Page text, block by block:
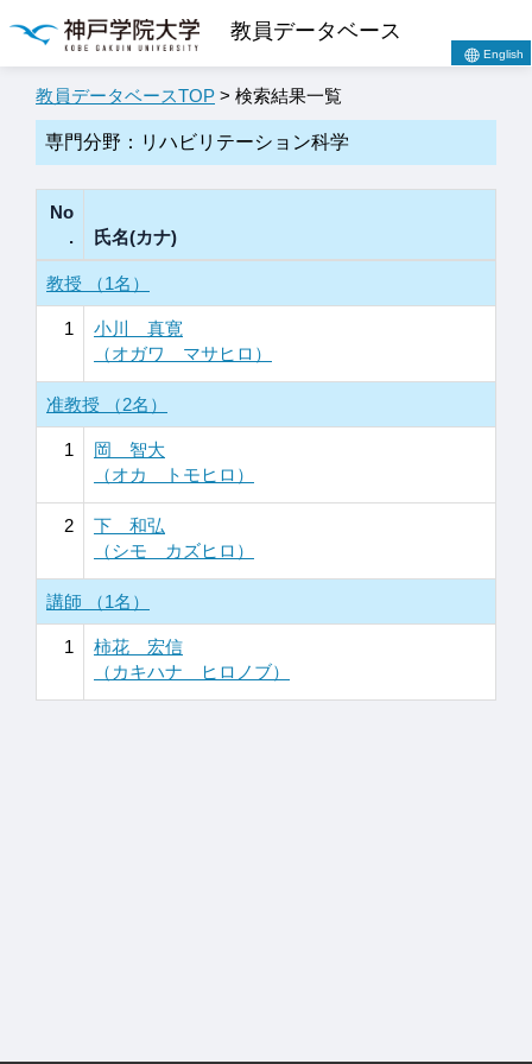
教員データベース
English
教員データベースTOP > 検索結果一覧
専門分野：リハビリテーション科学
No
.
氏名(カナ)
教授 （1名）
1
小川 真寛
（オガワ マサヒロ）
准教授 （2名）
1
岡 智大
（オカ トモヒロ）
2
下 和弘
（シモ カズヒロ）
講師 （1名）
1
柿花 宏信
（カキハナ ヒロノブ）